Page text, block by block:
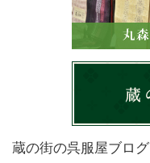
蔵の街の呉服屋ブログ